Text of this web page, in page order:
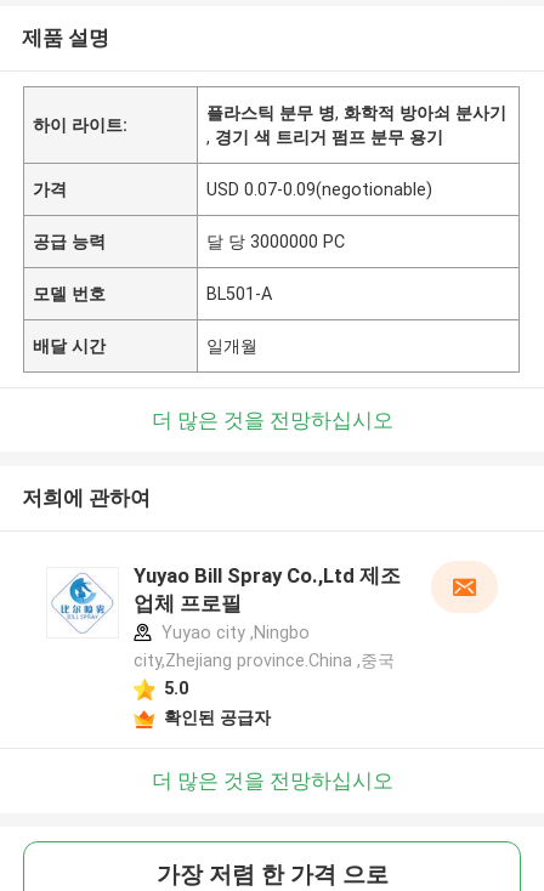
제품 설명
하이 라이트:
플라스틱 분무 병,화학적 방아쇠 분사기
, 경기 색 트리거 펌프 분무 용기
가격 USD 0.07-0.09(negotionable)
공급 능력 달 당 3000000 PC
모델 번호 BL501-A
배달 시간 일개월
더 많은 것을 전망하십시오
저희에 관하여
Yuyao Bill Spray Co.,Ltd 제조
업체 프로필
Yuyao city ,Ningbo
city,Zhejiang province.China ,중국
5.0
확인된 공급자
더 많은 것을 전망하십시오
가장 저렴 한 가격 으로